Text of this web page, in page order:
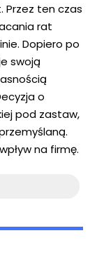
Przez ten czas
rat
Dopiero po
swoją
o
pod zastaw,
na firmę.